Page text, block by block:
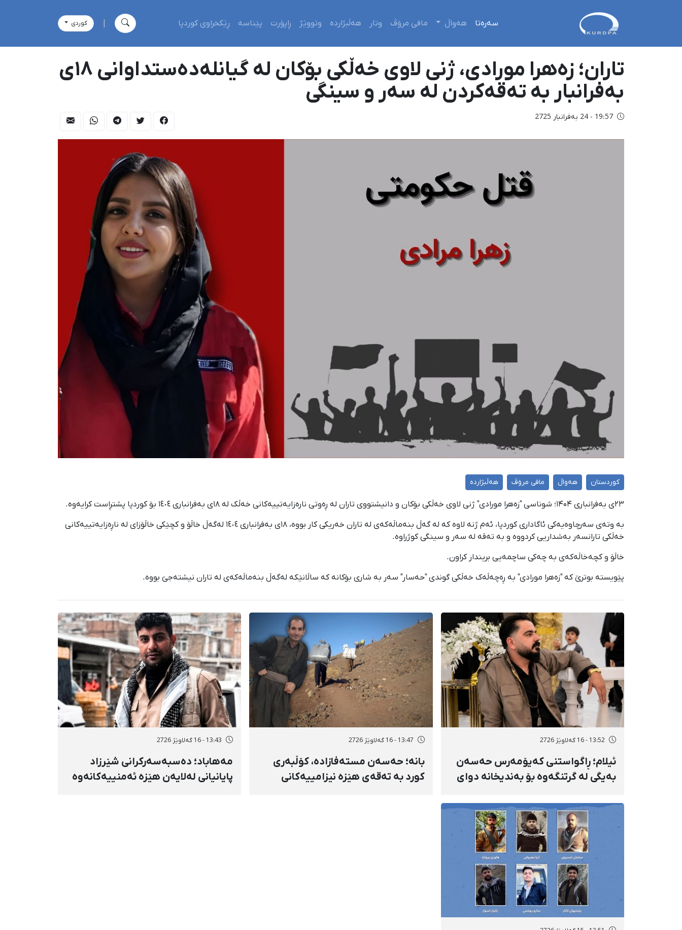
سەرەتا هەواڵ مافی مرۆڤ وتار هەڵبژاردە وتووێژ ڕاپۆرت پێناسە ڕێکخراوی کوردپا كوردی
تاران؛ زەهرا مورادی، ژنی لاوی خەڵکی بۆکان لە گیانلەدەستداوانی ١٨ی
بەفرانبار بە تەقەکردن لە سەر و سینگی
19:57 - 24 بەفرانبار 2725
کوردستان هەواڵ مافی مرۆڤ هەڵبژاردە
٢٣ی بەفرانباری ۱۴۰۴؛ شوناسی "زەهرا مورادی" ژنی لاوی خەڵکی بۆکان و دانیشتووی تاران لە ڕەوتی نارەزایەتییەکانی خەڵک لە ١٨ی بەفرانباری ١٤٠٤ بۆ کوردپا پشتڕاست کرایەوە.
بە وتەی سەرچاوەیەکی ئاگاداری کوردپا، ئەم ژنە لاوە کە لە گەڵ بنەماڵەکەی لە تاران خەریکی کار بووە، ١٨ی بەفرانباری ١٤٠٤ لەگەڵ خاڵۆ و کچێکی خاڵۆزای لە ناڕەزایەتییەکانی
خەڵکی تارانسەر بەشداریی کردووە و بە تەقە لە سەر و سینگی کوژراوە.
خاڵۆ و کچەخاڵەکەی بە چەکی ساچمەیی بریندار کراون.
پێویستە بوترێ کە "زەهرا مورادی" بە ڕەچەڵەک خەڵکی گوندی "حەسار" سەر بە شاری بۆکانە کە ساڵانێکە لەگەڵ بنەماڵەکەی لە تاران نیشتەجێ بووە.
13:52 - 16 گەلاوێژ 2726
ئیلام؛ ڕاگواستنی کەیۆمەرس حەسەن
بەیگی لە گرتنگەوە بۆ بەندیخانە دوای
توندوتیژانە
13:47 - 16 گەلاوێژ 2726
بانه؛ حەسەن مستەفازادە، کۆڵبەری
کورد بە تەقەی هێزە نیزامییەکانی
13:43 - 16 گەلاوێژ 2726
مەهاباد؛ دەسبەسەرکرانی شێرزاد
پایانیانی لەلایەن هێزە ئەمنییەکانەوە